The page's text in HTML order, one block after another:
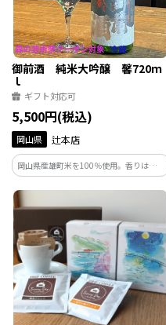
御前酒 純米大吟醸 馨720ｍ
ｌ
ギフト対応可
5,500円(税込)
岡山県 辻本店
岡山県産雄町米を100％使用。香りは華や
かで酒器に注ぐと、バナナの様な甘い華
やかな香りが漂います。口に含むと雄町米
ならではのキレイな米の旨みをしっかり
と感じます。